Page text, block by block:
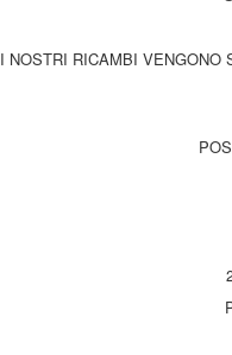
I NOSTRI RICAMBI VENGONO